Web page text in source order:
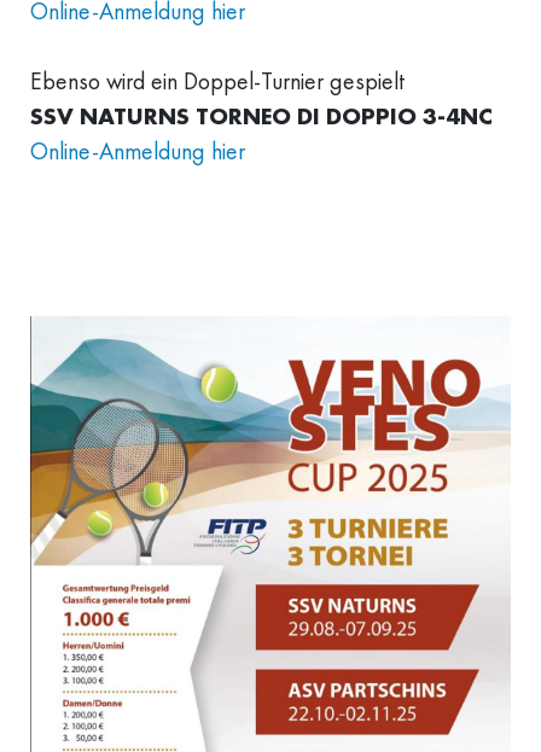
Online-Anmeldung hier
Ebenso wird ein Doppel-Turnier gespielt
SSV NATURNS TORNEO DI DOPPIO 3-4NC
Online-Anmeldung hier